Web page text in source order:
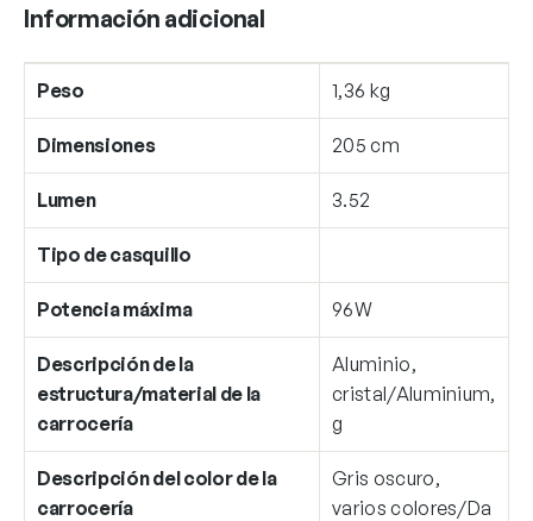
Información adicional
Peso 1,36 kg
Dimensiones 205 cm
Lumen 3.52
Tipo de casquillo
Potencia máxima 96W
Descripción de la
estructura/material de la
carrocería
Aluminio,
cristal/Aluminium,
g
Descripción del color de la
carrocería
Gris oscuro,
varios colores/Da